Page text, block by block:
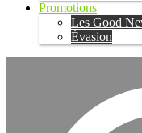
Promotions
Les Good
Évasion